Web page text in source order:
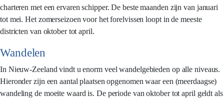
charteren met een ervaren schipper. De beste maanden zijn van januari
tot mei. Het zomerseizoen voor het forelvissen loopt in de meeste
districten van oktober tot april.
Wandelen
In Nieuw-Zeeland vindt u enorm veel wandelgebieden op alle niveaus.
Hieronder zijn een aantal plaatsen opgenomen waar een (meerdaagse)
wandeling de moeite waard is. De periode van oktober tot april geldt als